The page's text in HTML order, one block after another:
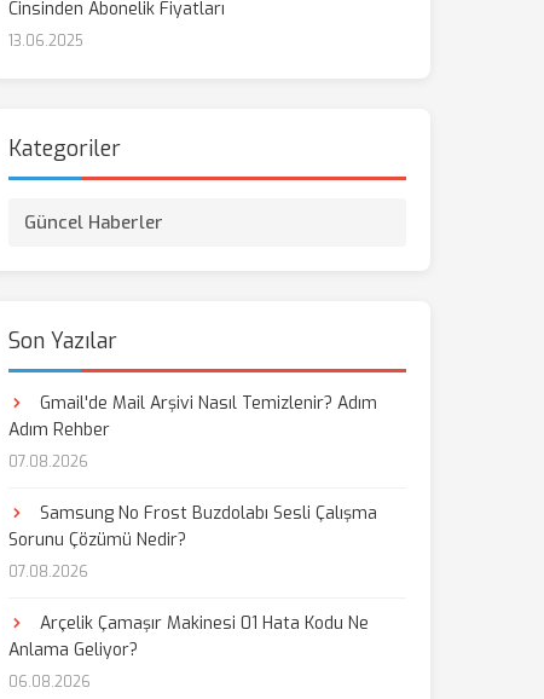
Cinsinden Abonelik Fiyatları
13.06.2025
Kategoriler
Güncel Haberler
Son Yazılar
Gmail'de Mail Arşivi Nasıl Temizlenir? Adım
Adım Rehber
07.08.2026
Samsung No Frost Buzdolabı Sesli Çalışma
Sorunu Çözümü Nedir?
07.08.2026
Arçelik Çamaşır Makinesi 01 Hata Kodu Ne
Anlama Geliyor?
06.08.2026